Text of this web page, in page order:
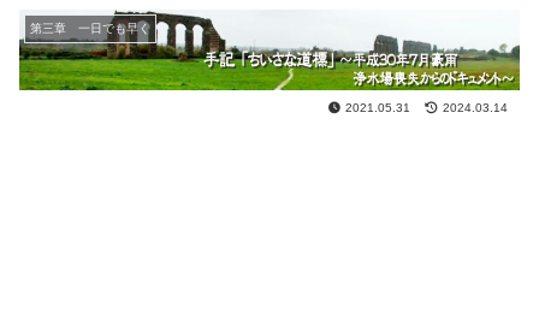
第三章 一日でも早く
2021.05.31 2024.03.14